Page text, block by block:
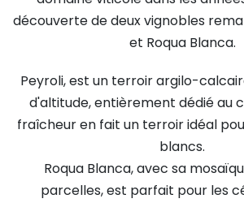
découverte de deux vignobles
et Roqua Blanca.
Peyroli, est un terroir argilo-
d'altitude, entièrement dédié au
fraîcheur en fait un terroir idéal
blancs.
Roqua Blanca, avec sa
parcelles, est parfait pour les